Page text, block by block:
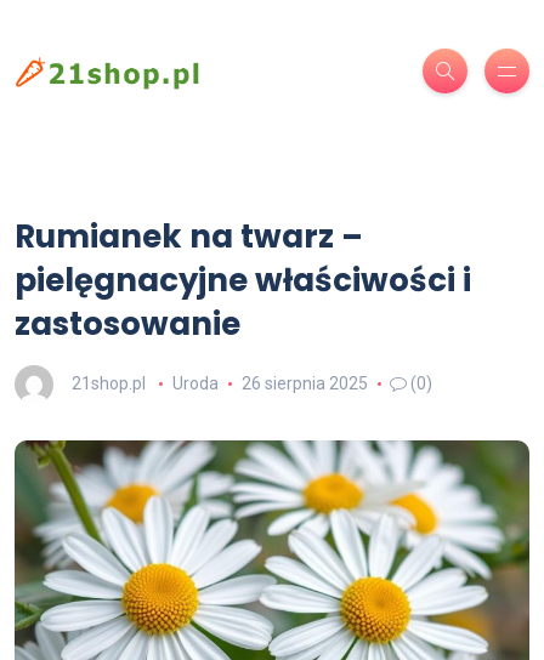
Rumianek na twarz –
pielęgnacyjne właściwości i
zastosowanie
21shop.pl Uroda 26 sierpnia 2025 (0)